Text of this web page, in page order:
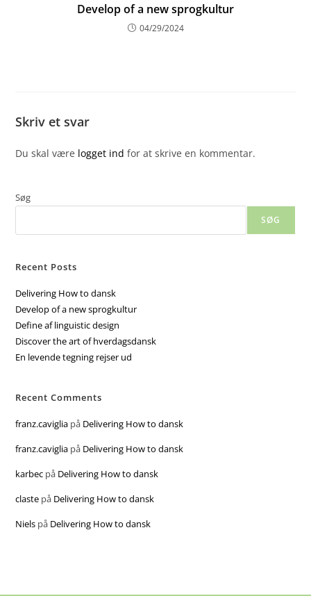
Develop of a new sprogkultur
04/29/2024
Skriv et svar
Du skal være logget ind for at skrive en kommentar.
Søg
SØG
Recent Posts
Delivering How to dansk
Develop of a new sprogkultur
Define af linguistic design
Discover the art of hverdagsdansk
En levende tegning rejser ud
Recent Comments
franz.caviglia på Delivering How to dansk
franz.caviglia på Delivering How to dansk
karbec på Delivering How to dansk
claste på Delivering How to dansk
Niels på Delivering How to dansk